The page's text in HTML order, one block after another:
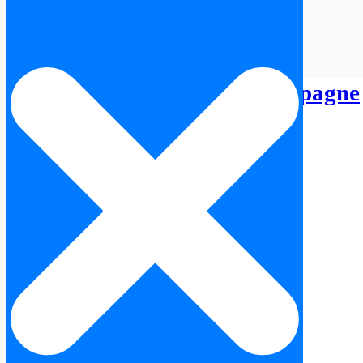
Nota Simple Grenade en Espagne